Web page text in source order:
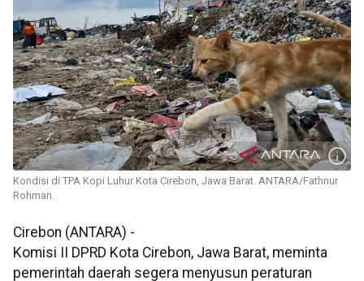
Kondisi di TPA Kopi Luhur Kota Cirebon, Jawa Barat. ANTARA/Fathnur
Rohman.
Cirebon (ANTARA) -
Komisi II DPRD Kota Cirebon, Jawa Barat, meminta
pemerintah daerah segera menyusun peraturan